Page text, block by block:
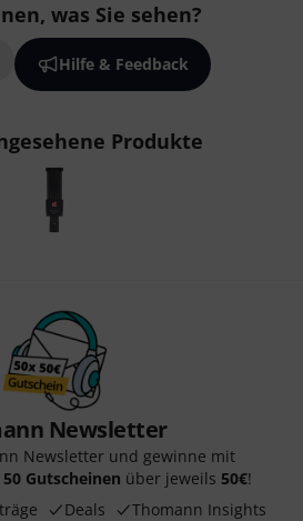
was Sie sehen?
Hilfe & Feedback
Produkte
Newsletter
Newsletter und gewinne mit
50 Gutscheinen über jeweils 50€!
Deals Thomann Insights